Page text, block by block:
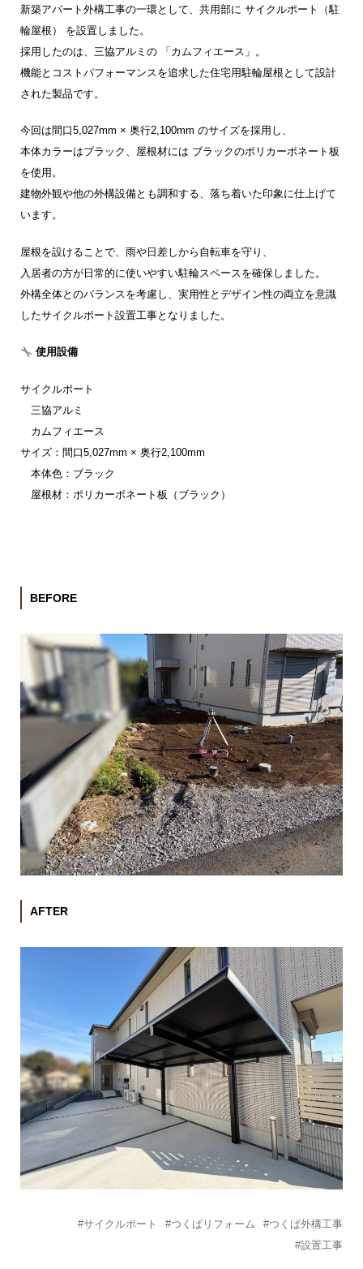
新築アパート外構工事の一環として、共用部に サイクルポート（駐
輪屋根） を設置しました。
採用したのは、三協アルミの 「カムフィエース」。
機能とコストパフォーマンスを追求した住宅用駐輪屋根として設計
された製品です。
今回は間口5,027mm × 奥行2,100mm のサイズを採用し、
本体カラーはブラック、屋根材には ブラックのポリカーボネート板
を使用。
建物外観や他の外構設備とも調和する、落ち着いた印象に仕上げて
います。
屋根を設けることで、雨や日差しから自転車を守り、
入居者の方が日常的に使いやすい駐輪スペースを確保しました。
外構全体とのバランスを考慮し、実用性とデザイン性の両立を意識
したサイクルポート設置工事となりました。
使用設備
サイクルポート
三協アルミ
カムフィエース
サイズ：間口5,027mm × 奥行2,100mm
本体色：ブラック
屋根材：ポリカーボネート板（ブラック）
BEFORE
AFTER
#サイクルポート #つくばリフォーム
#つくば外構工事
#設置工事